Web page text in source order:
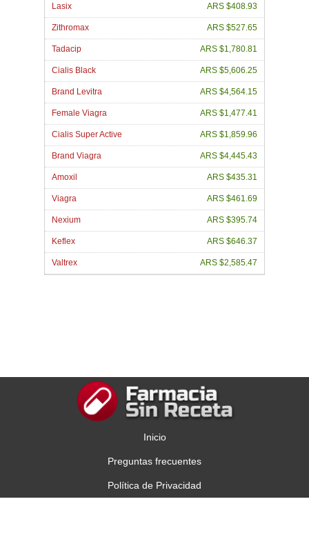
Lasix ARS $408.93
Zithromax ARS $527.65
Tadacip ARS $1,780.81
Cialis Black ARS $5,606.25
Brand Levitra ARS $4,564.15
Female Viagra ARS $1,477.41
Cialis Super Active ARS $1,859.96
Brand Viagra ARS $4,445.43
Amoxil ARS $435.31
Viagra ARS $461.69
Nexium ARS $395.74
Keflex ARS $646.37
Valtrex ARS $2,585.47
Inicio
Preguntas frecuentes
Política de Privacidad